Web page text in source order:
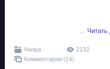
...
Hwaja 2132
Комментарии (14)